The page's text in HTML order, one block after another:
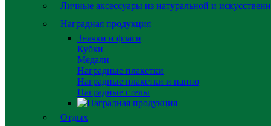
Личные аксессуары из натуральной и
Наградная продукция
Значки и флаги
Кубки
Медали
Наградные плакетки
Наградные плакетки и панно
Наградные стелы
Отдых